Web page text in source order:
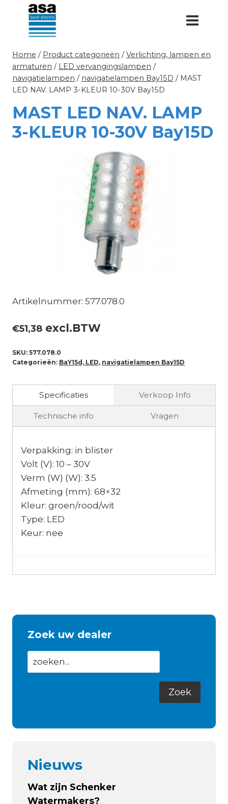
Doorgaan
inhoud
Home / Product categorieën / Verlichting, lampen en
armaturen / LED vervangingslampen /
navigatielampen / navigatielampen Bay15D / MAST
LED NAV. LAMP 3-KLEUR 10-30V Bay15D
MAST LED NAV. LAMP
3-KLEUR 10-30V Bay15D
Artikelnummer: 577.078.0
€51,38 excl.BTW
SKU: 577.078.0
Categorieën: BaY15d, LED, navigatielampen Bay15D
Specificaties Verkoop Info
Technische info Vragen
Verpakking: in blister
Volt (V): 10 – 30V
Verm (W) (W): 3.5
Afmeting (mm): 68×32
Kleur: groen/rood/wit
Type: LED
Keur: nee
Zoek uw dealer
Nieuws
Wat zijn Schenker
Watermakers?